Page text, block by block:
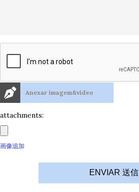
Anexar imagem&vídeo
attachments:
画像追加
ENVIAR 送信